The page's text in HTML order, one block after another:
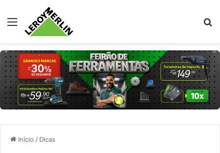
Menu
Início / Dicas